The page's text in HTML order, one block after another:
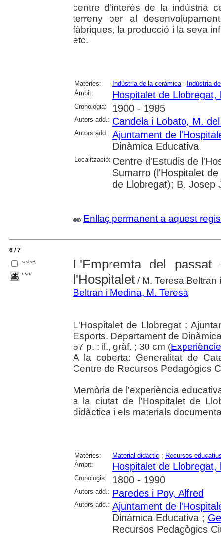
centre d'interès de la indústria
terreny per al
fàbriques, la producció i la seva
etc.
Matèries: Indústria de la ceràmica; Indústria
Àmbit:
Hospitalet de Llobregat,
Cronologia: 1900 - 1985
Autors add.: Candela i Lobato, M.
Autors add.: Ajuntament de
Dinàmica Educativa
Localització: Centre d'Estudis de
Sumarro (l'Hospitalet
de Llobregat); B. Josep
Enllaç permanent a aquest
6 / 7
select
print
L'Empremta del
l'Hospitalet/ M. Teresa Beltran
Beltran i Medina, M. Teresa
L'Hospitalet de Llobregat :
Esports. Departament de
57 p. : il., gràf. ; 30 cm (
A la coberta: Generalitat de
Centre de Recursos Pedagògics
Memòria de l'experiència
a la ciutat de l'Hospitalet de
didàctica i els materials
Matèries: Material didàctic ; Recursos
Àmbit:
Hospitalet de Llobregat,
Cronologia: 1800 - 1990
Autors add.: Paredes i Poy, Alfred
Autors add.: Ajuntament de
Dinàmica Educativa ;
Recursos Pedagògics